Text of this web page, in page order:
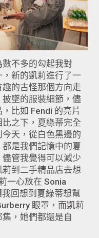
不多的勾起我對
，新的凱莉進行了一
的古怪那個方向走
墜的服裝細節，儘
比如 Fendi 的亮片
之下，夏綠蒂完全
天，從白色黑邊的
是我們記憶中的夏
管我覺得可以減少
到二手精品店去想
一心放在 Sonia
回想到夏綠蒂想幫
眼罩，而凱莉
，她們都還是自